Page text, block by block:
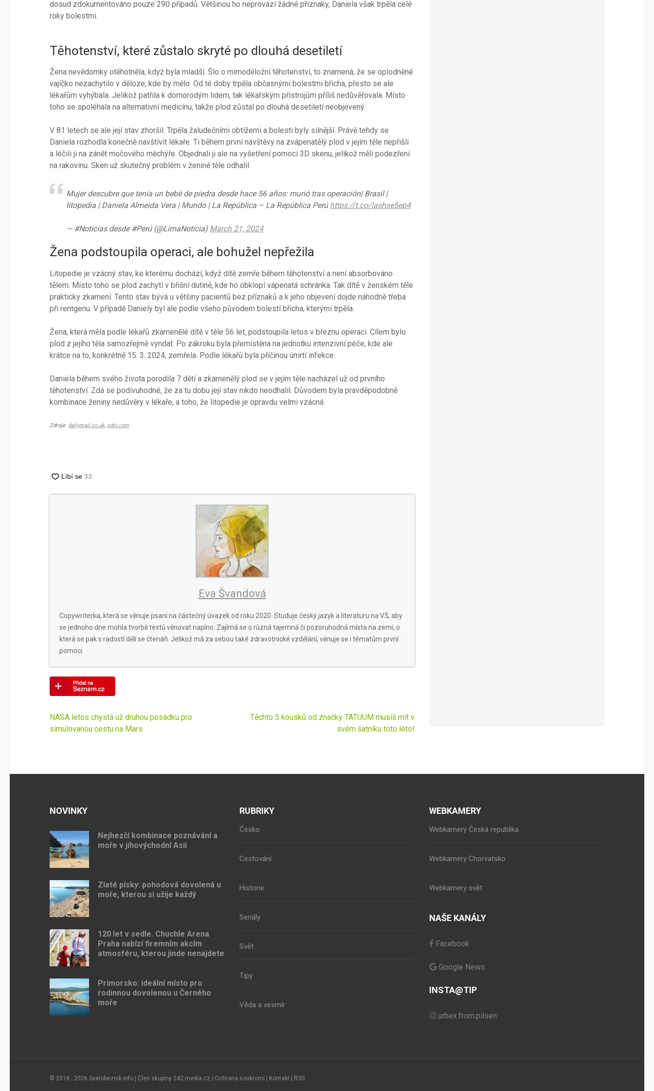
dosud zdokumentováno pouze 290 případů. Většinou ho neprovází žádné příznaky, Daniela však trpěla celé
roky bolestmi.
Těhotenství, které zůstalo skryté po dlouhá desetiletí
Žena nevědomky otěhotněla, když byla mladší. Šlo o mimoděložní těhotenství, to znamená, že se oplodněné
vajíčko nezachytilo v děloze, kde by mělo. Od té doby trpěla občasnými bolestmi břicha, přesto se ale
lékařům vyhýbala. Jelikož patřila k domorodým lidem, tak lékařským přístrojům příliš nedůvěřovala. Místo
toho se spoléhala na alternativní medicínu, takže plod zůstal po dlouhá desetiletí neobjevený.
V 81 letech se ale její stav zhoršil. Trpěla žaludečními obtížemi a bolesti byly silnější. Právě tehdy se
Daniela rozhodla konečně navštívit lékaře. Ti během první návštěvy na zvápenatělý plod v jejím těle nepřišli
a léčili ji na zánět močového měchýře. Objednali ji ale na vyšetření pomocí 3D skenu, jelikož měli podezření
na rakovinu. Sken už skutečný problém v ženině těle odhalil.
Mujer descubre que tenía un bebé de piedra desde hace 56 años: murió tras operación| Brasil |
litopedia | Daniela Almeida Vera | Mundo | La República – La República Perú https://t.co/lashse5ep4
— #Noticias desde #Perú (@LimaNoticia) March 21, 2024
Žena podstoupila operaci, ale bohužel nepřežila
Litopedie je vzácný stav, ke kterému dochází, když dítě zemře během těhotenství a není absorbováno
tělem. Místo toho se plod zachytí v břišní dutině, kde ho obklopí vápenatá schránka. Tak dítě v ženském těle
prakticky zkamení. Tento stav bývá u většiny pacientů bez příznaků a k jeho objevení dojde náhodně třeba
při rentgenu. V případě Daniely byl ale podle všeho původem bolestí břicha, kterými trpěla.
Žena, která měla podle lékařů zkamenělé dítě v těle 56 let, podstoupila letos v březnu operaci. Cílem bylo
plod z jejího těla samozřejmě vyndat. Po zákroku byla přemístěna na jednotku intenzivní péče, kde ale
krátce na to, konkrétně 15. 3. 2024, zemřela. Podle lékařů byla příčinou úmrtí infekce.
Daniela během svého života porodila 7 dětí a zkamenělý plod se v jejím těle nacházel už od prvního
těhotenství. Zdá se podivuhodné, že za tu dobu její stav nikdo neodhalil. Důvodem byla pravděpodobně
kombinace ženiny nedůvěry v lékaře, a toho, že litopedie je opravdu velmi vzácná.
Zdroje: dailymail.co.uk, ndtv.com
Eva Švandová
Copywriterka, která se věnuje psaní na částečný úvazek od roku 2020. Studuje český jazyk a literaturu na VŠ, aby
se jednoho dne mohla tvorbě textů věnovat naplno. Zajímá se o různá tajemná či pozoruhodná místa na zemi, o
která se pak s radostí dělí se čtenáři. Jelikož má za sebou také zdravotnické vzdělání, věnuje se i tématům první
pomoci.
Navigace
pro
NASA letos chystá už druhou posádku pro
simulovanou cestu na Mars
Těchto 5 kousků od značky TATUUM musíš mít v
svém šatníku toto léto!
NOVINKY
Nejhezčí kombinace poznávání a
moře v jihovýchodní Asii
Zlaté písky: pohodová dovolená u
moře, kterou si užije každý
120 let v sedle. Chuchle Arena
Praha nabízí firemním akcím
atmosféru, kterou jinde nenajdete
Primorsko: ideální místo pro
rodinnou dovolenou u Černého
moře
RUBRIKY
Česko
Cestování
Historie
Seriály
Svět
Tipy
Věda a vesmír
WEBKAMERY
Webkamery Česká republika
Webkamery Chorvatsko
Webkamery svět
NAŠE KANÁLY
Facebook
Google News
INSTA@TIP
urbex.from.pilsen
© 2018 - 2026 Svetobeznik.info | Člen skupiny 242.media.cz | Ochrana soukromí | Kontakt | RSS